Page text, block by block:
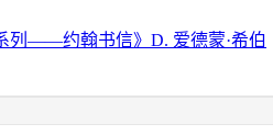
列——约翰书信》D. 爱德蒙·希伯